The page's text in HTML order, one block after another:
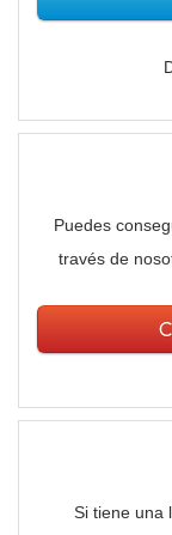
Puedes
través de
Si tiene una